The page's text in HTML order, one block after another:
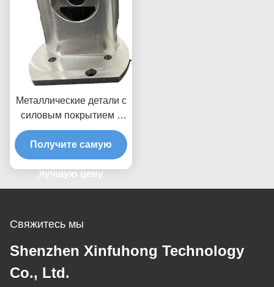
Металлические детали с
силовым покрытием с
ЧПУ, покрытые цинком
Получите самую
лучшую цену
Свяжитесь мы
Shenzhen Xinfuhong Technology
Co., Ltd.